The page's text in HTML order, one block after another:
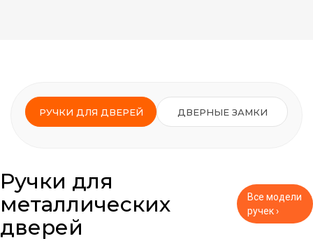
РУЧКИ ДЛЯ ДВЕРЕЙ ДВЕРНЫЕ ЗАМКИ
Ручки для
металлических
дверей
Все модели
ручек ›